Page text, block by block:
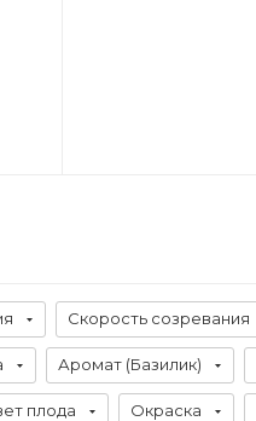
Скорость созревания
Аромат (Базилик)
плода Окраска